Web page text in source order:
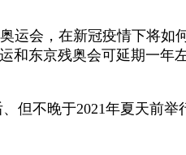
运会，在新冠疫情下将
东京残奥会可延期一
不晚于2021年夏天前举